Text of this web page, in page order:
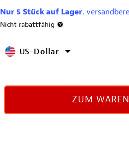
Nur 5 Stück auf Lager,
Nicht rabattfähig
US-Dollar
ZUM